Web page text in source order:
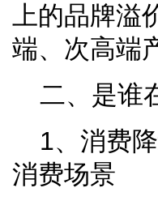
上的品牌
端、次高端
二、是谁
1、消费
消费场景